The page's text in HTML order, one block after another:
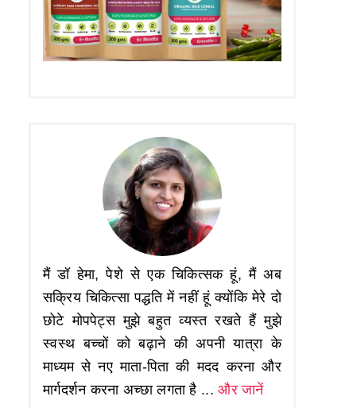
मैं डॉ हेमा, पेशे से एक चिकित्सक हूं, मैं अब
सक्रिय चिकित्सा पद्धति में नहीं हूं क्योंकि मेरे दो
छोटे मोपपेट्स मुझे बहुत व्यस्त रखते हैं मुझे
स्वस्थ बच्चों को बढ़ाने की अपनी यात्रा के
माध्यम से नए माता-पिता की मदद करना और
मार्गदर्शन करना अच्छा लगता है ...और जानें